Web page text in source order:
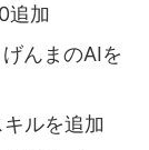
追加
んまのAIを
ルを追加